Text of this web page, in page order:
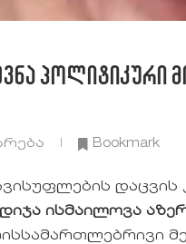
პოლიტიკური
Bookmark
ისმაილოვა